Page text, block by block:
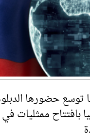
توسع حضورها